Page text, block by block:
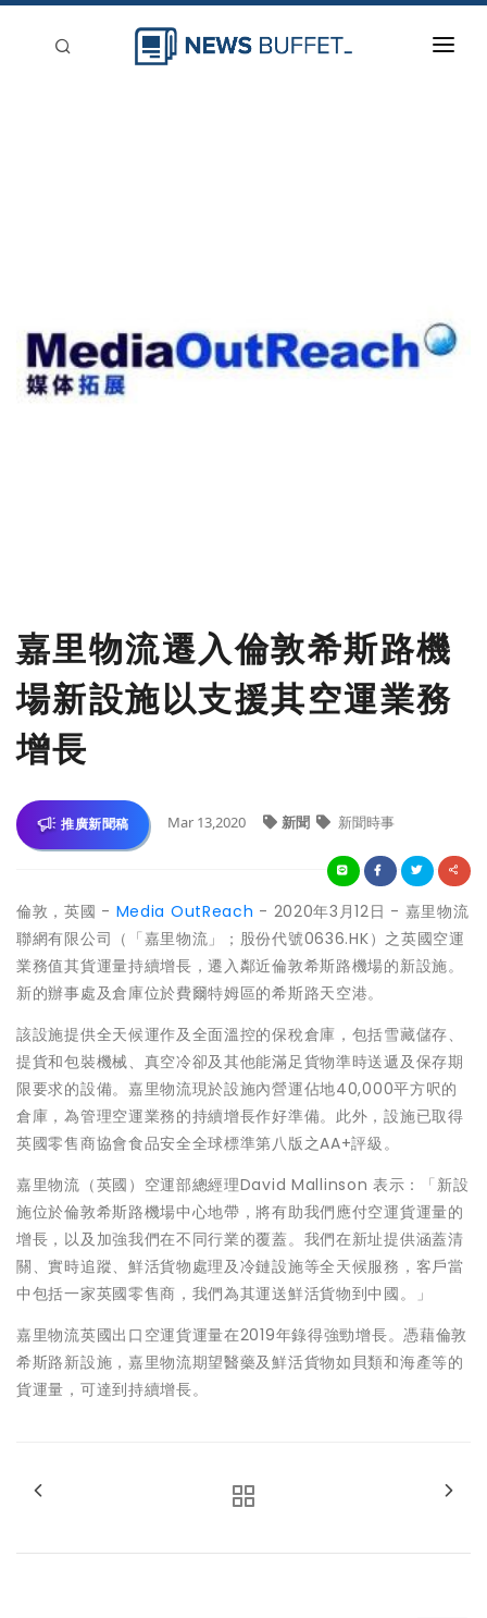
嘉里物流遷入倫敦希斯路機
場新設施以支援其空運業務
增長
推廣新聞稿 Mar 13,2020 新聞 新聞時事
倫敦，英國 - Media OutReach - 2020年3月12日 - 嘉里物流
聯網有限公司（「嘉里物流」；股份代號0636.HK）之英國空運
業務值其貨運量持續增長，遷入鄰近倫敦希斯路機場的新設施。
新的辦事處及倉庫位於費爾特姆區的希斯路天空港。
該設施提供全天候運作及全面溫控的保稅倉庫，包括雪藏儲存、
提貨和包裝機械、真空冷卻及其他能滿足貨物準時送遞及保存期
限要求的設備。嘉里物流現於設施內營運佔地40,000平方呎的
倉庫，為管理空運業務的持續增長作好準備。此外，設施已取得
英國零售商協會食品安全全球標準第八版之AA+評級。
嘉里物流（英國）空運部總經理David Mallinson 表示：「新設
施位於倫敦希斯路機場中心地帶，將有助我們應付空運貨運量的
增長，以及加強我們在不同行業的覆蓋。我們在新址提供涵蓋清
關、實時追蹤、鮮活貨物處理及冷鏈設施等全天候服務，客戶當
中包括一家英國零售商，我們為其運送鮮活貨物到中國。」
嘉里物流英國出口空運貨運量在2019年錄得強勁增長。憑藉倫敦
希斯路新設施，嘉里物流期望醫藥及鮮活貨物如貝類和海產等的
貨運量，可達到持續增長。